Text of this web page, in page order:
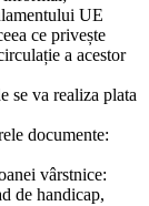
UE
ce privește
a acestor
se va realiza plata
documente:
vârstnice:
de handicap,